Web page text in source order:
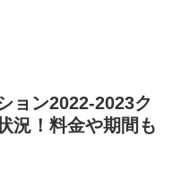
ョン2022-2023ク
況！料金や期間も